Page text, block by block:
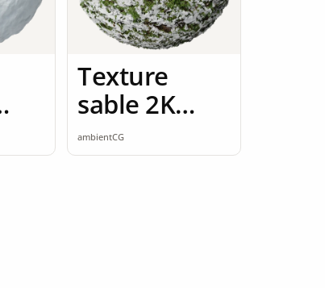
Texture
sable 2K
seamless
ambientCG